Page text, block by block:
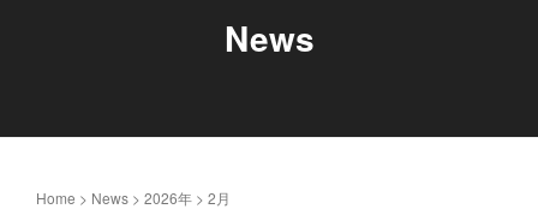
News
Home > News > 2026年 > 2月